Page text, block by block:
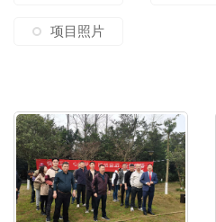
项目照片